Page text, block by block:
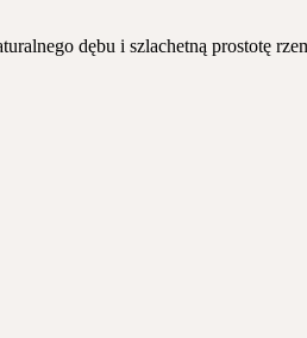
dębu i szlachetną prostotę